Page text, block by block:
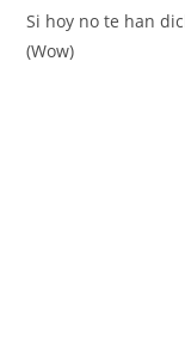
Si hoy no te han
(Wow)